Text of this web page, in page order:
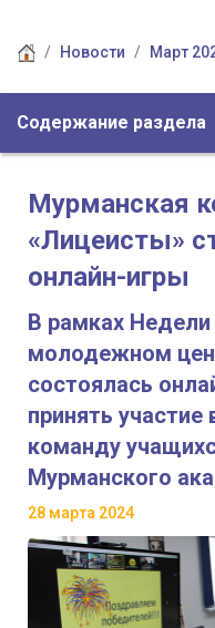
Новости Март
Содержание раздела
Мурманская
«Лицеисты»
онлайн-игры
В рамках Недели
молодежном
состоялась
принять участие
команду
Мурманского
28 марта 2024